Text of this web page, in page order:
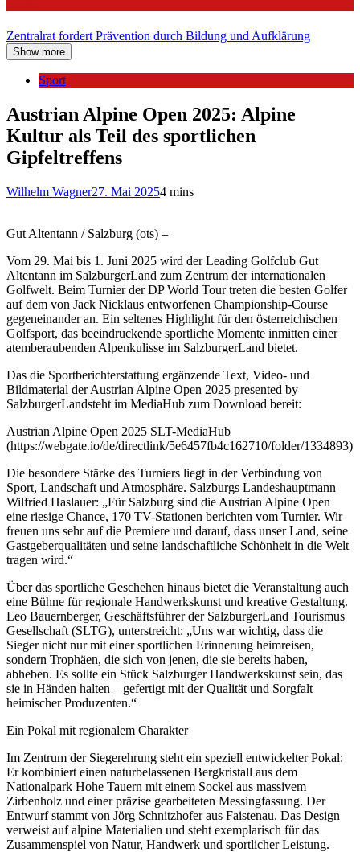
Zentralrat fordert Prävention durch Bildung und Aufklärung
Show more
Sport
Austrian Alpine Open 2025: Alpine
Kultur als Teil des sportlichen
Gipfeltreffens
Wilhelm Wagner27. Mai 20254 mins
Gut Altentann / Salzburg (ots) –
Vom 29. Mai bis 1. Juni 2025 wird der Leading Golfclub Gut
Altentann im SalzburgerLand zum Zentrum der internationalen
Golfwelt. Beim Turnier der DP World Tour treten die besten Golfer
auf dem von Jack Nicklaus entworfenen Championship-Course
gegeneinander an. Ein seltenes Highlight für den österreichischen
Golfsport, das beeindruckende sportliche Momente inmitten einer
atemberaubenden Alpenkulisse im SalzburgerLand bietet.
Das die Sportberichterstattung ergänzende Text, Video- und
Bildmaterial der Austrian Alpine Open 2025 presented by
SalzburgerLandsteht im MediaHub zum Download bereit:
Austrian Alpine Open 2025 SLT-MediaHub
(https://webgate.io/de/directlink/5e6457fb4c162710/folder/1334893)
Die besondere Stärke des Turniers liegt in der Verbindung von
Sport, Landschaft und Atmosphäre. Salzburgs Landeshauptmann
Wilfried Haslauer: „Für Salzburg sind die Austrian Alpine Open
eine riesige Chance, 170 TV-Stationen berichten vom Turnier. Wir
freuen uns sehr auf die Premiere und darauf, dass unser Land, seine
Gastgeberqualitäten und seine landschaftliche Schönheit in die Welt
tragen wird.“
Über das sportliche Geschehen hinaus bietet die Veranstaltung auch
eine Bühne für regionale Handwerkskunst und kreative Gestaltung.
Leo Bauernberger, Geschäftsführer der SalzburgerLand Tourismus
Gesellschaft (SLTG), unterstreicht: „Uns war wichtig, dass die
Sieger nicht nur mit einer sportlichen Erinnerung heimreisen,
sondern Trophäen, die sich von jenen, die sie bereits haben,
abheben. Es sollte ein Stück Salzburger Handwerkskunst sein, das
sie in Händen halten – gefertigt mit der Qualität und Sorgfalt
heimischer Produzenten.“
Ein Pokal mit regionalem Charakter
Im Zentrum der Siegerehrung steht ein speziell entwickelter Pokal:
Er kombiniert einen naturbelassenen Bergkristall aus dem
Nationalpark Hohe Tauern mit einem Sockel aus massivem
Zirbenholz und einer präzise gearbeiteten Messingfassung. Der
Entwurf stammt von Jörg Schnitzhofer aus Faistenau. Das Design
verweist auf alpine Materialien und steht exemplarisch für das
Zusammenspiel von Natur, Handwerk und sportlicher Leistung.